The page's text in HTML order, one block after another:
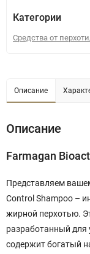
Категории
Средства от перхоти
Описание
Описание
Farmagan
Представляем
Control Shampoo –
жирной перхотью.
разработанный для
содержит богатый